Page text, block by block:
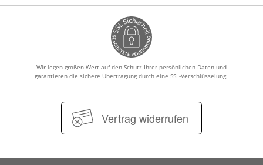
Wir legen großen Wert auf den Schutz Ihrer persönlichen Daten und
garantieren die sichere Übertragung durch eine SSL-Verschlüsselung.
Vertrag widerrufen